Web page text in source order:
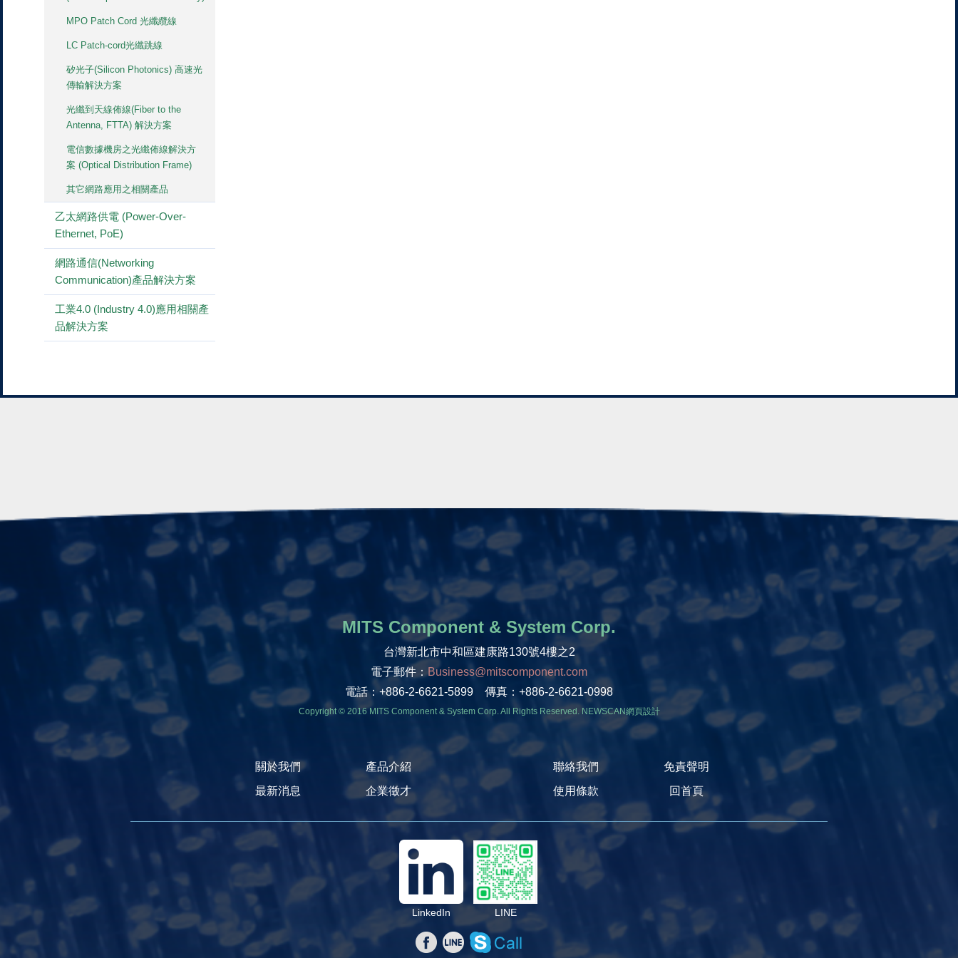
MPO Patch Cord 光纖纜線
LC Patch-cord光纖跳線
矽光子(Silicon Photonics) 高速光
傳輸解決方案
光纖到天線佈線(Fiber to the
Antenna, FTTA) 解決方案
電信數據機房之光纖佈線解決方
案 (Optical Distribution Frame)
其它網路應用之相關產品
乙太網路供電 (Power-Over-
Ethernet, PoE)
網路通信(Networking
Communication)產品解決方案
工業4.0 (Industry 4.0)應用相關產
品解決方案
MITS Component & System Corp.
台灣新北市中和區建康路130號4樓之2
電子郵件： Business@mitscomponent.com
電話：+886-2-6621-5899 傳真：+886-2-6621-0998
Copyright © 2016 MITS Component & System Corp. All Rights Reserved. NEWSCAN網頁設計
關於我們
產品介紹
最新消息
企業徵才
聯絡我們
免責聲明
使用條款
回首頁
LinkedIn LINE
分享至Facebook
分享至line 撥打Skype